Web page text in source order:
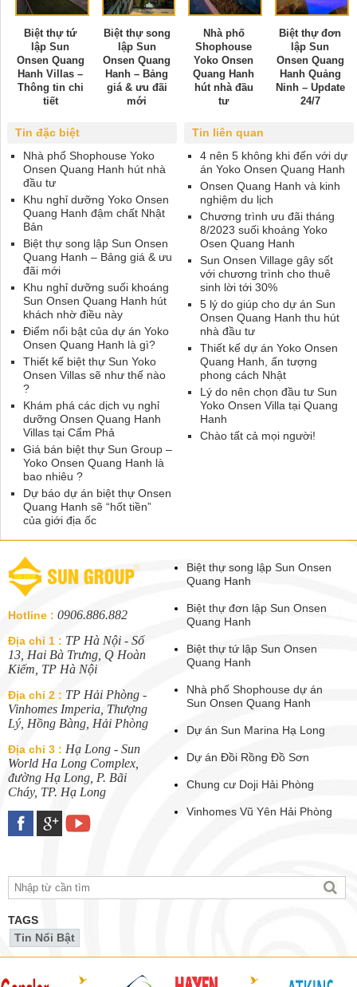
Biệt thự tứ
lập Sun
Onsen Quang
Hanh Villas –
Thông tin chi
tiết
Biệt thự song
lập Sun
Onsen Quang
Hanh – Bảng
giá & ưu đãi
mới
Nhà phố
Shophouse
Yoko Onsen
Quang Hanh
hút nhà đầu
tư
Biệt thự đơn
lập Sun
Onsen Quang
Hanh Quảng
Ninh – Update
24/7
Tin liên quan
4 nên 5 không khi đến với dự
án Yoko Onsen Quang Hanh
Onsen Quang Hanh và kinh
nghiệm du lịch
Chương trình ưu đãi tháng
8/2023 suối khoáng Yoko
Osen Quang Hanh
Sun Onsen Village gây sốt
với chương trình cho thuê
sinh lời tới 30%
5 lý do giúp cho dự án Sun
Onsen Quang Hanh thu hút
nhà đầu tư
Thiết kế dự án Yoko Onsen
Quang Hanh, ấn tượng
phong cách Nhật
Lý do nên chọn đầu tư Sun
Yoko Onsen Villa tại Quang
Hanh
Chào tất cả mọi người!
Tin đặc biệt
Nhà phố Shophouse Yoko
Onsen Quang Hanh hút nhà
đầu tư
Khu nghỉ dưỡng Yoko Onsen
Quang Hanh đậm chất Nhật
Bản
Biệt thự song lập Sun Onsen
Quang Hanh – Bảng giá & ưu
đãi mới
Khu nghỉ dưỡng suối khoáng
Sun Onsen Quang Hanh hút
khách nhờ điều này
Điểm nổi bật của dự án Yoko
Onsen Quang Hanh là gì?
Thiết kế biệt thự Sun Yoko
Onsen Villas sẽ như thế nào
?
Khám phá các dịch vụ nghỉ
dưỡng Onsen Quang Hanh
Villas tại Cẩm Phả
Giá bán biệt thự Sun Group –
Yoko Onsen Quang Hanh là
bao nhiêu ?
Dự báo dự án biệt thự Onsen
Quang Hanh sẽ “hốt tiền”
của giới địa ốc
Hotline : 0906.886.882
Địa chỉ 1 : TP Hà Nội - Số
13, Hai Bà Trưng, Q Hoàn
Kiếm, TP Hà Nội
Địa chỉ 2 : TP Hải Phòng -
Vinhomes Imperia, Thượng
Lý, Hồng Bàng, Hải Phòng
Địa chỉ 3 : Hạ Long - Sun
World Ha Long Complex,
đường Hạ Long, P. Bãi
Cháy, TP. Hạ Long
Biệt thự song lập Sun Onsen
Quang Hanh
Biệt thự đơn lập Sun Onsen
Quang Hanh
Biệt thự tứ lập Sun Onsen
Quang Hanh
Nhà phố Shophouse dự án
Sun Onsen Quang Hanh
Dự án Sun Marina Hạ Long
Dự án Đồi Rồng Đồ Sơn
Chung cư Doji Hải Phòng
Vinhomes Vũ Yên Hải Phòng
TAGS
Tin Nổi Bật